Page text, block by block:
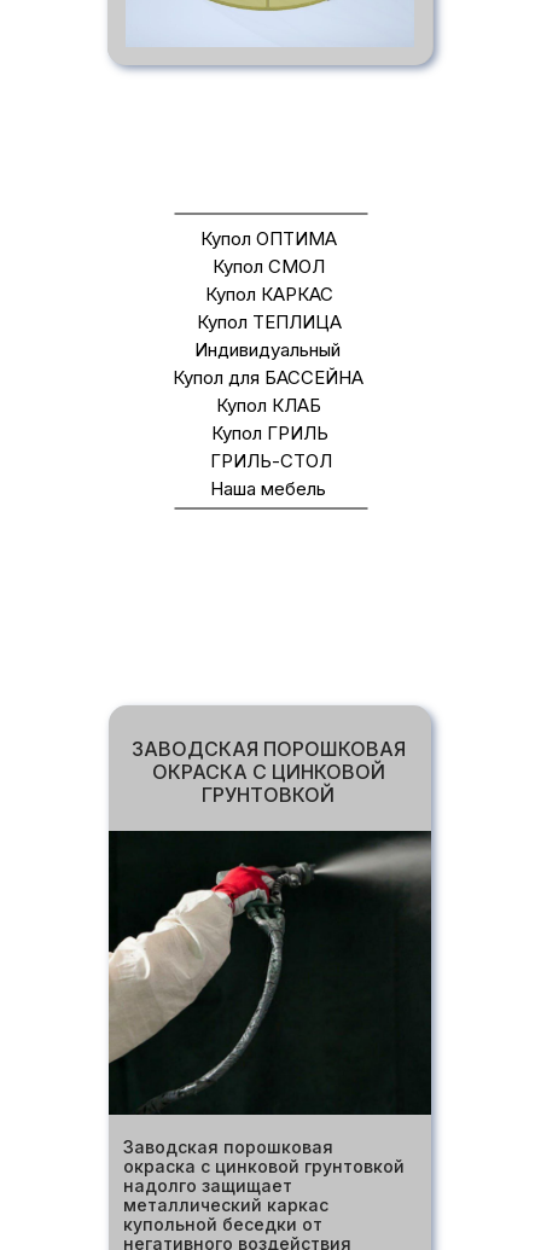
Купол КЛАБ
Купол ГРИЛЬ
ГРИЛЬ-СТОЛ
Наша мебель
Индивидуальный
Купол ТЕПЛИЦА
Купол КАРКАС
Купол СМОЛ
Купол ОПТИМА
Купол для БАССЕЙНА
ЗАВОДСКАЯ ПОРОШКОВАЯ
ОКРАСКА С ЦИНКОВОЙ
ГРУНТОВКОЙ
Заводская порошковая
окраска с цинковой грунтовкой
надолго защищает
металлический каркас
купольной беседки от
негативного воздействия